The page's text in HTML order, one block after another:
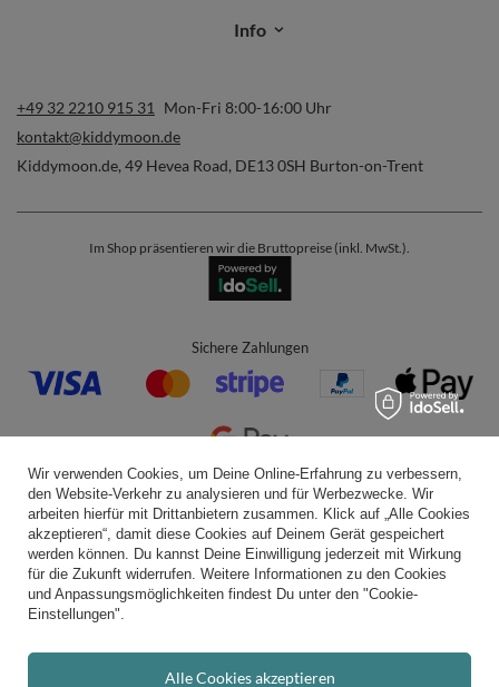
Info
+49 32 2210 915 31
Mon-Fri 8:00-16:00 Uhr
kontakt@kiddymoon.de
Kiddymoon.de, 49 Hevea Road, DE13 0SH Burton-on-Trent
Im Shop präsentieren wir die Bruttopreise (inkl. MwSt.).
Sichere Zahlungen
Bequeme Lieferung
Du kannst uns vertrauen
Wir verwenden Cookies, um Deine Online-Erfahrung zu verbessern,
den Website-Verkehr zu analysieren und für Werbezwecke. Wir
arbeiten hierfür mit Drittanbietern zusammen. Klick auf „Alle Cookies
akzeptieren“, damit diese Cookies auf Deinem Gerät gespeichert
werden können. Du kannst Deine Einwilligung jederzeit mit Wirkung
für die Zukunft widerrufen. Weitere Informationen zu den Cookies
und Anpassungsmöglichkeiten findest Du unter den "Cookie-
Einstellungen".
Alle Cookies akzeptieren